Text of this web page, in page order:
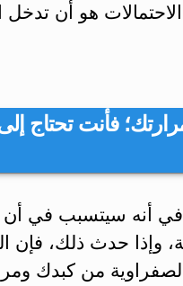
الاحتمالات هو أن
فأنت تحتاج
أنه سيتسبب في أن
وإذا حدث ذلك، فإن
من كبدك